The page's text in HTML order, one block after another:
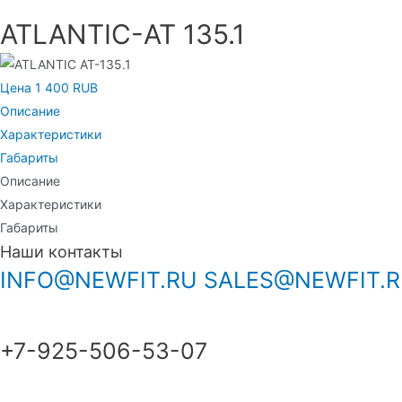
ATLANTIC-AT 135.1
Цена 1 400 RUB
Описание
Характеристики
Габариты
Описание
Характеристики
Габариты
Наши контакты
INFO@NEWFIT.RU
+7-925-506-53-07